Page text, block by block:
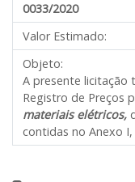
0033/2020
Valor Estimado:
Objeto:
A presente
Registro de Preços
materiais elétricos,
contidas no Anexo